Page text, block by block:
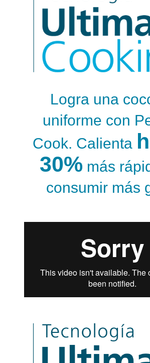
Logra una
uniforme con
Cook. Calienta
30% más
consumir más